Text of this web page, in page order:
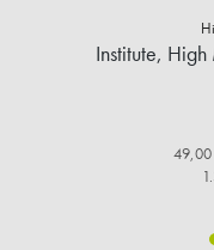
Institute,
49,00